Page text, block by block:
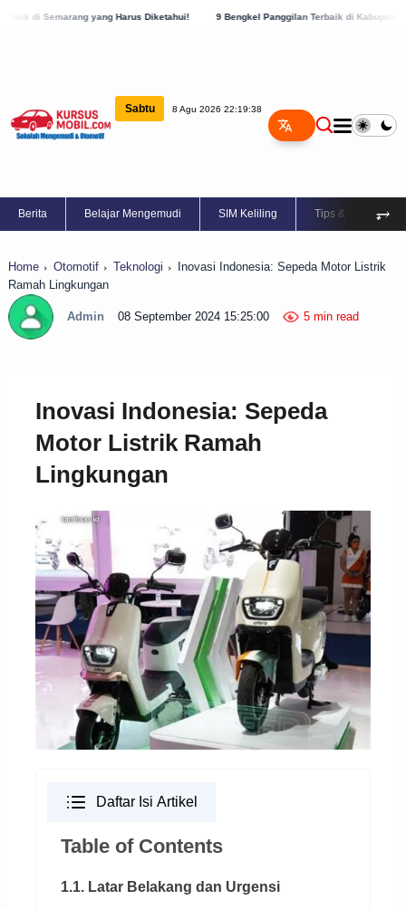
yang Harus Diketahui! 9 Bengkel Panggilan Terbaik di Kabupaten Semarang, Cek
Sabtu 8 Agu 2026 22:19:39
Berita Belajar Mengemudi SIM Keliling Tips & Trik ⥅
Home Otomotif Teknologi
Inovasi Indonesia: Sepeda Motor Listrik
Ramah Lingkungan
Admin 08 September 2024 15:25:00 5 min read
Inovasi Indonesia: Sepeda
Motor Listrik Ramah
Lingkungan
Daftar Isi Artikel
Table of Contents
1.1. Latar Belakang dan Urgensi